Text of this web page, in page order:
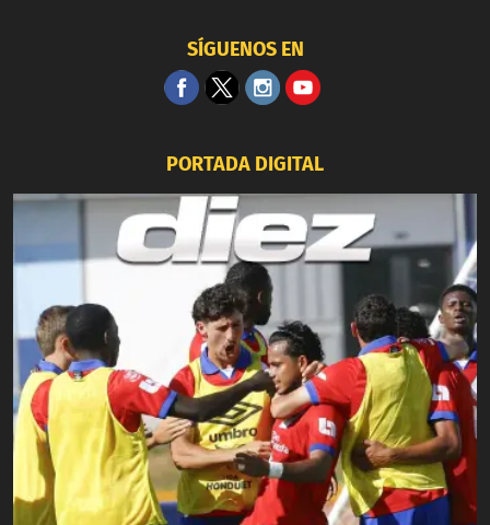
SÍGUENOS EN
PORTADA DIGITAL